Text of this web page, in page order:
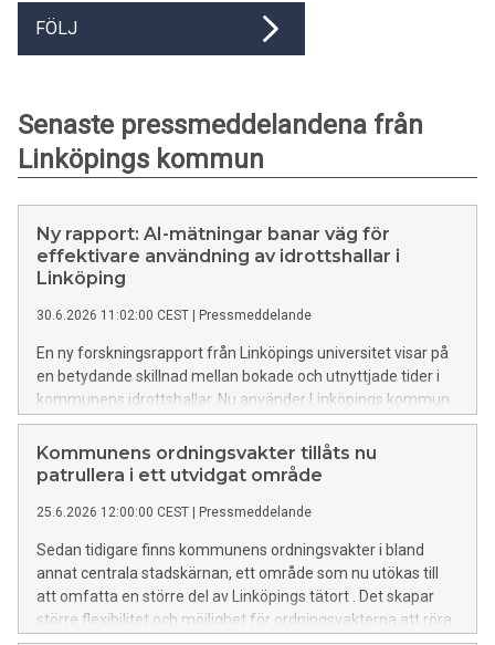
FÖLJ
Senaste pressmeddelandena från
Linköpings kommun
Ny rapport: AI-mätningar banar väg för
effektivare användning av idrottshallar i
Linköping
30.6.2026 11:02:00 CEST Pressmeddelande
En ny forskningsrapport från Linköpings universitet visar på
en betydande skillnad mellan bokade och utnyttjade tider i
kommunens idrottshallar. Nu använder Linköpings kommun
insikterna för att optimera användningen, frigöra fler tider
och stärka dialogen med föreningslivet.
Kommunens ordningsvakter tillåts nu
patrullera i ett utvidgat område
25.6.2026 12:00:00 CEST Pressmeddelande
Sedan tidigare finns kommunens ordningsvakter i bland
annat centrala stadskärnan, ett område som nu utökas till
att omfatta en större del av Linköpings tätort . Det skapar
större flexibilitet och möjlighet för ordningsvakterna att röra